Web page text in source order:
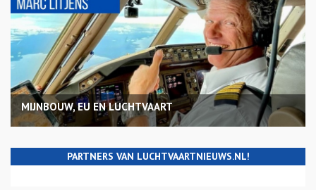
MIJNBOUW, EU EN LUCHTVAART
PARTNERS VAN LUCHTVAARTNIEUWS.NL!